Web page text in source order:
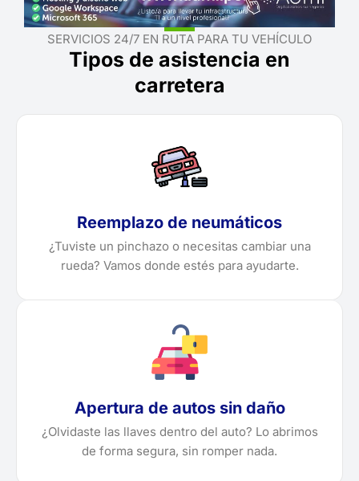
SERVICIOS 24/7 EN RUTA PARA TU VEHÍCULO
Tipos de asistencia en
carretera
Reemplazo de neumáticos
¿Tuviste un pinchazo o necesitas cambiar una
rueda? Vamos donde estés para ayudarte.
Apertura de autos sin daño
¿Olvidaste las llaves dentro del auto? Lo abrimos
de forma segura, sin romper nada.